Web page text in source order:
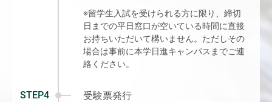
※留学生入試を受けられる方に限り、締切
日までの平日窓口が空いている時間に直接
お持ちいただいて構いません。ただしその
場合は事前に本学日進キャンパスまでご連
絡ください。
STEP4 受験票発行